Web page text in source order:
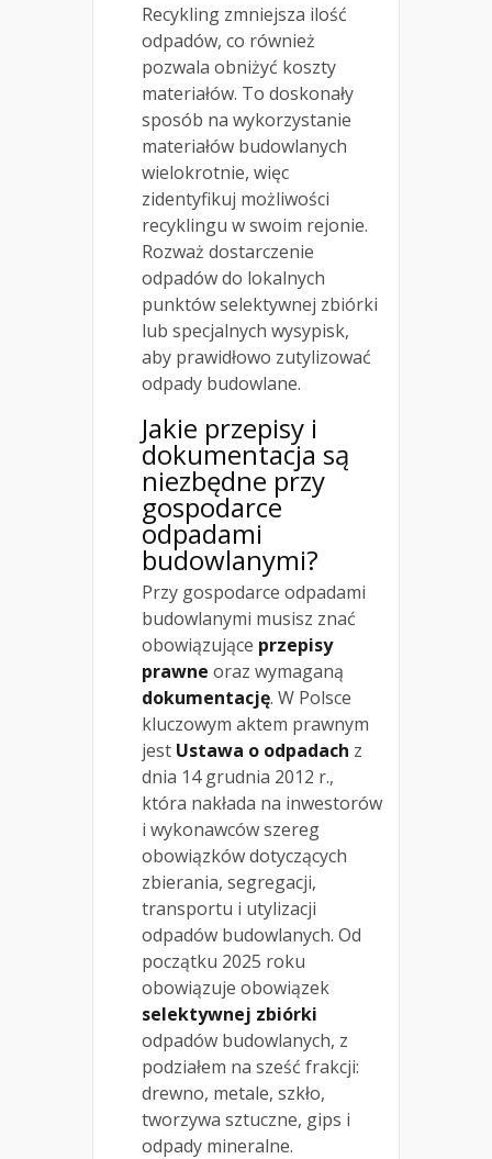
Recykling zmniejsza ilość
odpadów, co również
pozwala obniżyć koszty
materiałów. To doskonały
sposób na wykorzystanie
materiałów budowlanych
wielokrotnie, więc
zidentyfikuj możliwości
recyklingu w swoim rejonie.
Rozważ dostarczenie
odpadów do lokalnych
punktów selektywnej zbiórki
lub specjalnych wysypisk,
aby prawidłowo zutylizować
odpady budowlane.
Jakie przepisy i
dokumentacja są
niezbędne przy
gospodarce
odpadami
budowlanymi?
Przy gospodarce odpadami
budowlanymi musisz znać
obowiązujące przepisy
prawne oraz wymaganą
dokumentację. W Polsce
kluczowym aktem prawnym
jest Ustawa o odpadach z
dnia 14 grudnia 2012 r.,
która nakłada na inwestorów
i wykonawców szereg
obowiązków dotyczących
zbierania, segregacji,
transportu i utylizacji
odpadów budowlanych. Od
początku 2025 roku
obowiązuje obowiązek
selektywnej zbiórki
odpadów budowlanych, z
podziałem na sześć frakcji:
drewno, metale, szkło,
tworzywa sztuczne, gips i
odpady mineralne.